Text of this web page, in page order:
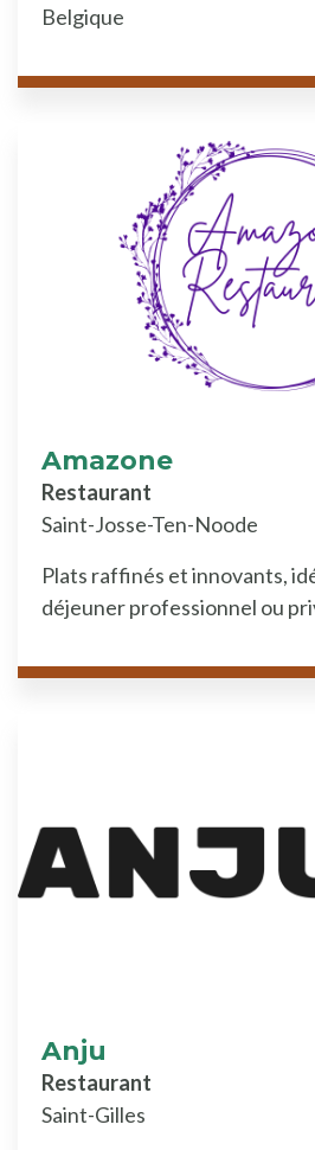
Belgique
Amazone
Restaurant
Saint-Josse-Ten-Noode
Plats raffinés et innovants,
déjeuner professionnel ou
Anju
Restaurant
Saint-Gilles